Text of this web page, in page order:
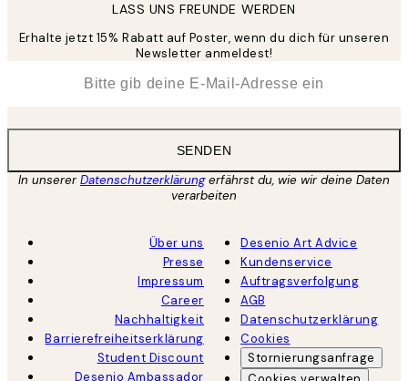
LASS UNS FREUNDE WERDEN
Erhalte jetzt 15% Rabatt auf Poster, wenn du dich für unseren
Newsletter anmeldest!
SENDEN
In unsererDatenschutzerklärungerfährst du, wie wir deine Daten
verarbeiten
Über uns
Presse
Impressum
Career
Nachhaltigkeit
Barrierefreiheitserklärung
Student Discount
Desenio Ambassador
Desenio Art Advice
Kundenservice
Auftragsverfolgung
AGB
Datenschutzerklärung
Cookies
Stornierungsanfrage